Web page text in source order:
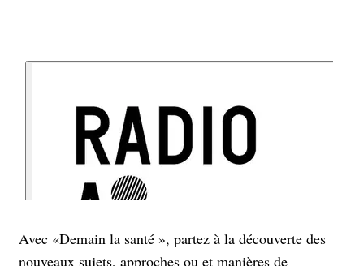
Avec «Demain la santé », partez à la découverte des
nouveaux sujets, approches ou et manières de